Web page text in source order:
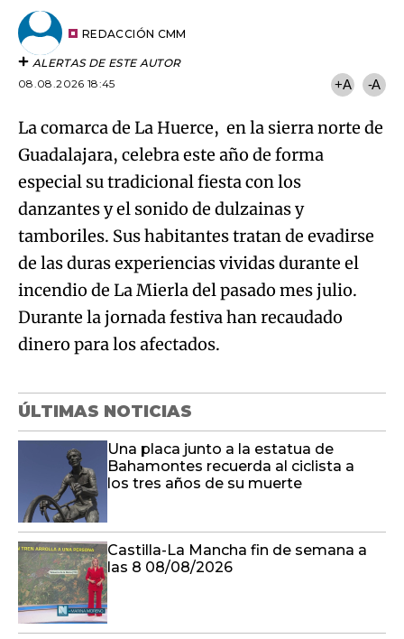
REDACCIÓN CMM
ALERTAS DE ESTE AUTOR
08.08.2026 18:45
+A -A
La comarca de La Huerce, en la sierra norte de
Guadalajara, celebra este año de forma
especial su tradicional fiesta con los
danzantes y el sonido de dulzainas y
tamboriles. Sus habitantes tratan de evadirse
de las duras experiencias vividas durante el
incendio de La Mierla del pasado mes julio.
Durante la jornada festiva han recaudado
dinero para los afectados.
ÚLTIMAS NOTICIAS
Una placa junto a la estatua de
Bahamontes recuerda al ciclista a
los tres años de su muerte
Castilla-La Mancha fin de semana a
las 8 08/08/2026